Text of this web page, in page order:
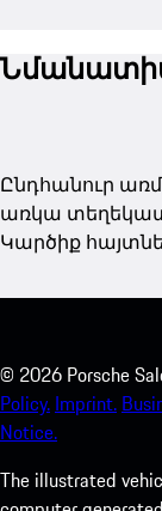
Ընդհանուր
առկա
Կարծիք
© 2026 Porsche
Policy. Imprint.
Notice.
The illustrated